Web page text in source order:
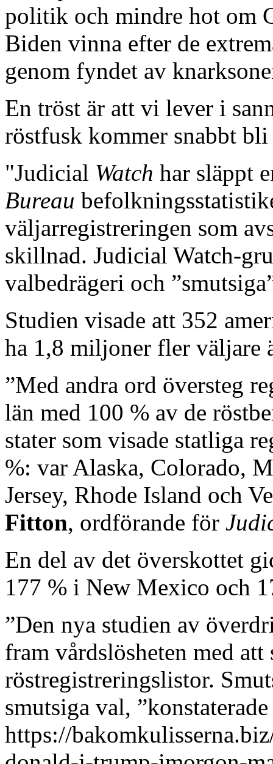
politik och mindre hot om
Biden vinna efter de
genom fyndet av
En tröst är att vi lever i
röstfusk kommer snabbt
"Judicial Watch har släppt
Bureau
väljarregistreringen som
skillnad. Judicial Watch-
valbedrägeri och
Studien visade att 352
ha 1,8 miljoner fler väljare
”Med andra ord översteg
län med 100 % av de
stater som visade statliga
%: var Alaska, Colorado,
Jersey, Rhode Island och
Fitton, ordförande för
En del av det överskottet
177 % i New Mexico och
”Den nya studien av
fram vårdslösheten med
röstregistreringslistor.
smutsiga val,
https://